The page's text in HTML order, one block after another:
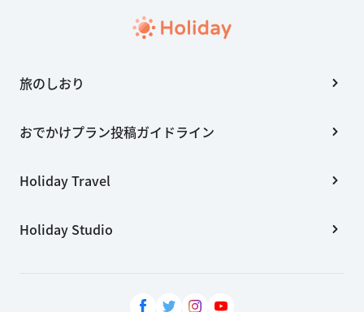
旅のしおり
おでかけプラン投稿ガイドライン
Holiday Travel
Holiday Studio